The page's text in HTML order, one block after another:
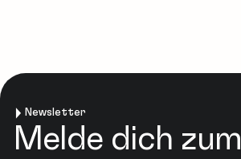
Newsletter
Melde dich zum